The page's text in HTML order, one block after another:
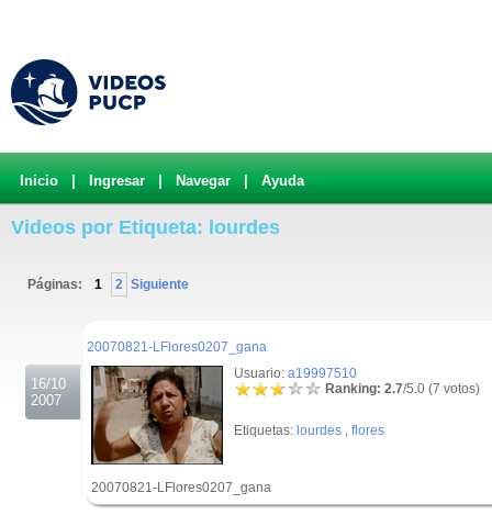
Inicio Ingresar Navegar Ayuda
Videos por Etiqueta: lourdes
Páginas: 1 2 Siguiente
16/10
2007
20070821-LFlores0207_gana
Usuario: a19997510
Ranking: 2.7/5.0 (7 votos)
Etiquetas: lourdes , flores
20070821-LFlores0207_gana